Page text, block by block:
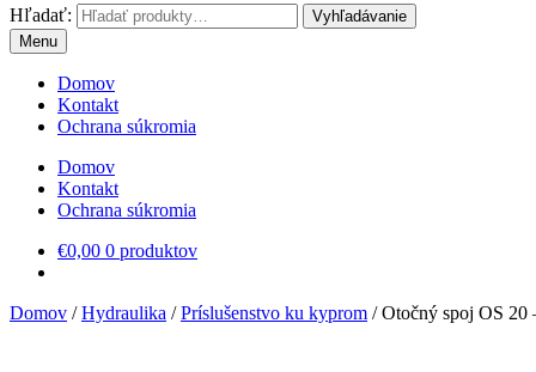
Hľadať:
Vyhľadávanie
Menu
Domov
Kontakt
Ochrana súkromia
Domov
Kontakt
Ochrana súkromia
€0,00 0 produktov
Domov /Hydraulika /Príslušenstvo ku kyprom /Otočný spoj OS 20